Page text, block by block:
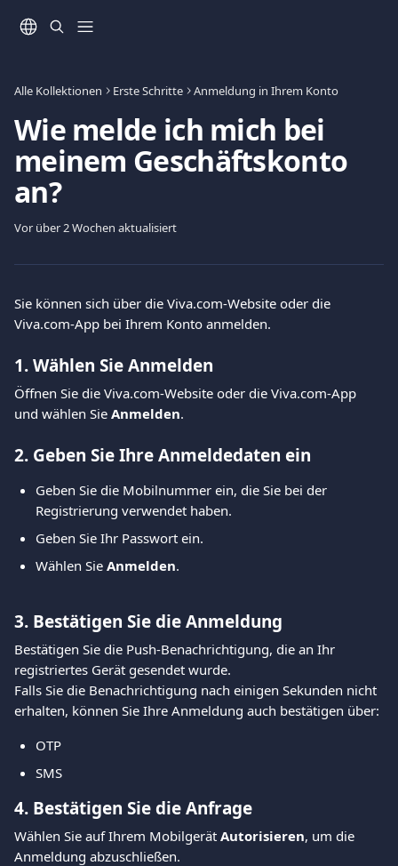
Alle Kollektionen Erste Schritte Anmeldung in Ihrem Konto
Wie melde ich mich bei
meinem Geschäftskonto
an?
Vor über 2 Wochen aktualisiert
Sie können sich über die Viva.com-Website oder die
Viva.com-App bei Ihrem Konto anmelden.
1. Wählen Sie Anmelden
Öffnen Sie die Viva.com-Website oder die Viva.com-App
und wählen Sie Anmelden.
2. Geben Sie Ihre Anmeldedaten ein
Geben Sie die Mobilnummer ein, die Sie bei der
Registrierung verwendet haben.
Geben Sie Ihr Passwort ein.
Wählen Sie Anmelden.
3. Bestätigen Sie die Anmeldung
Bestätigen Sie die Push-Benachrichtigung, die an Ihr
registriertes Gerät gesendet wurde.
Falls Sie die Benachrichtigung nach einigen Sekunden nicht
erhalten, können Sie Ihre Anmeldung auch bestätigen über:
OTP
SMS
4. Bestätigen Sie die Anfrage
Wählen Sie auf Ihrem Mobilgerät Autorisieren, um die
Anmeldung abzuschließen.